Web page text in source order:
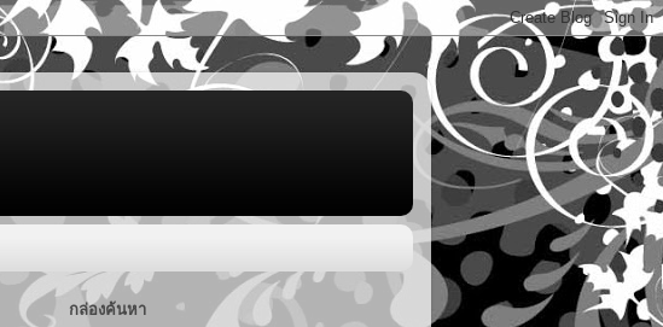
กล่องค้นหา